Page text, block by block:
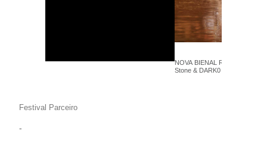
NOVA BIENAL RIO 2023 -
Stone & DARK0 - SuperStars -
Festival Parceiro
-